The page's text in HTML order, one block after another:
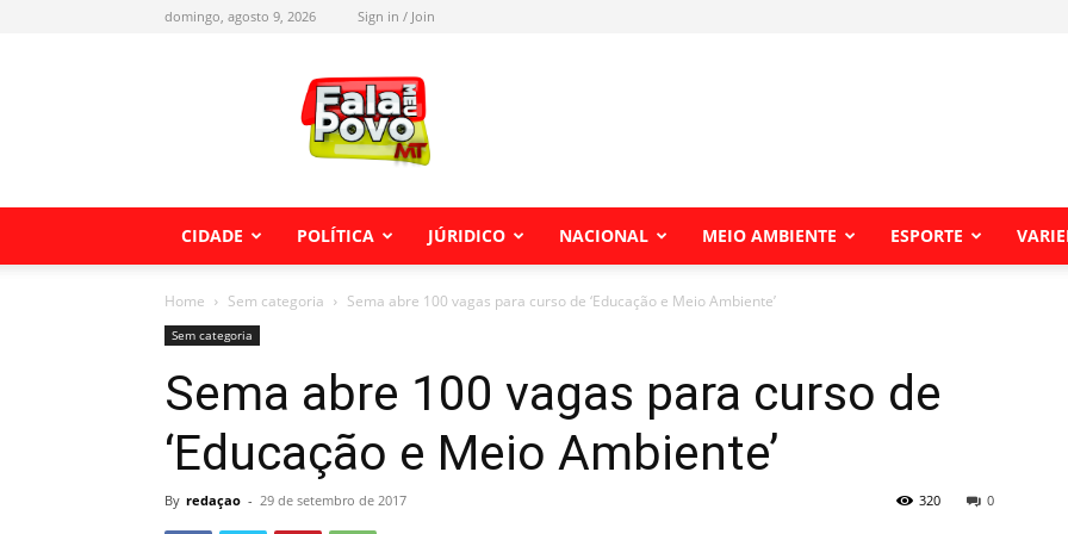
domingo, agosto 9, 2026 Sign in / Join
Fala
meu
Povo
MT
CIDADE POLÍTICA JÚRIDICO NACIONAL MEIO AMBIENTE ESPORTE
Home Sem categoria Sema abre 100 vagas para curso de ‘Educação e Meio Ambiente’
Sem categoria
Sema abre 100 vagas para curso de
‘Educação e Meio Ambiente’
By redaçao - 29 de setembro de 2017 0
320